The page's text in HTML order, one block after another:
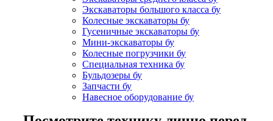
Экскаваторы большого класса бу
Колесные экскаваторы бу
Гусеничные экскаваторы бу
Мини-экскаваторы бу
Колесные погрузчики бу
Специальная техника бу
Бульдозеры бу
Запчасти бу
Навесное оборудование бу